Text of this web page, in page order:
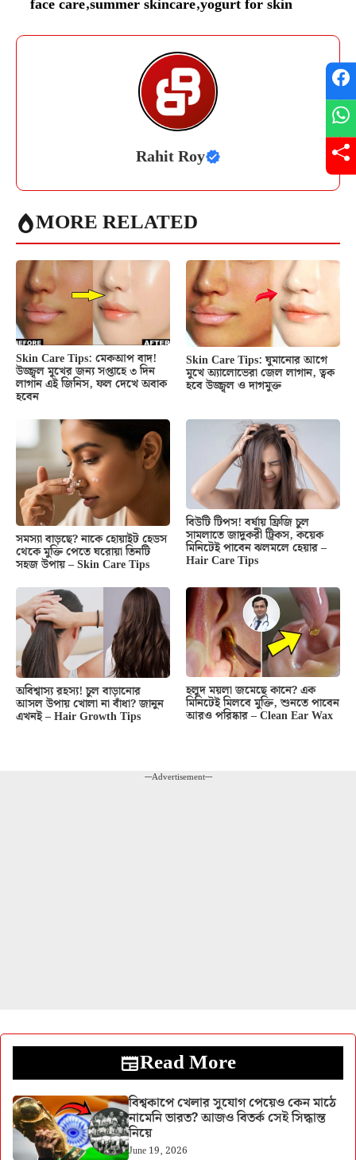
Rahit Roy
MORE RELATED
Skin Care Tips: মেকআপ বাদ!
উজ্জ্বল মুখের জন্য সপ্তাহে ৩ দিন
লাগান এই জিনিস, ফল দেখে অবাক
হবেন
Skin Care Tips: ঘুমানোর আগে
মুখে অ্যালোভেরা জেল লাগান, ত্বক
হবে উজ্জ্বল ও দাগমুক্ত
সমস্যা বাড়ছে? নাকে হোয়াইট হেডস
থেকে মুক্তি পেতে ঘরোয়া তিনটি
সহজ উপায় – Skin Care Tips
বিউটি টিপস! বর্ষায় ফ্রিজি চুল
সামলাতে জাদুকরী ট্রিকস, কয়েক
মিনিটেই পাবেন ঝলমলে হেয়ার –
Hair Care Tips
অবিশ্বাস্য রহস্য! চুল বাড়ানোর
আসল উপায় খোলা না বাঁধা? জানুন
এখনই – Hair Growth Tips
হলুদ ময়লা জমেছে কানে? এক
মিনিটেই মিলবে মুক্তি, শুনতে পাবেন
আরও পরিষ্কার – Clean Ear Wax
---Advertisement---
Read More
বিশ্বকাপে খেলার সুযোগ পেয়েও কেন মাঠে
নামেনি ভারত? আজও বিতর্ক সেই সিদ্ধান্ত
নিয়ে
June 19, 2026